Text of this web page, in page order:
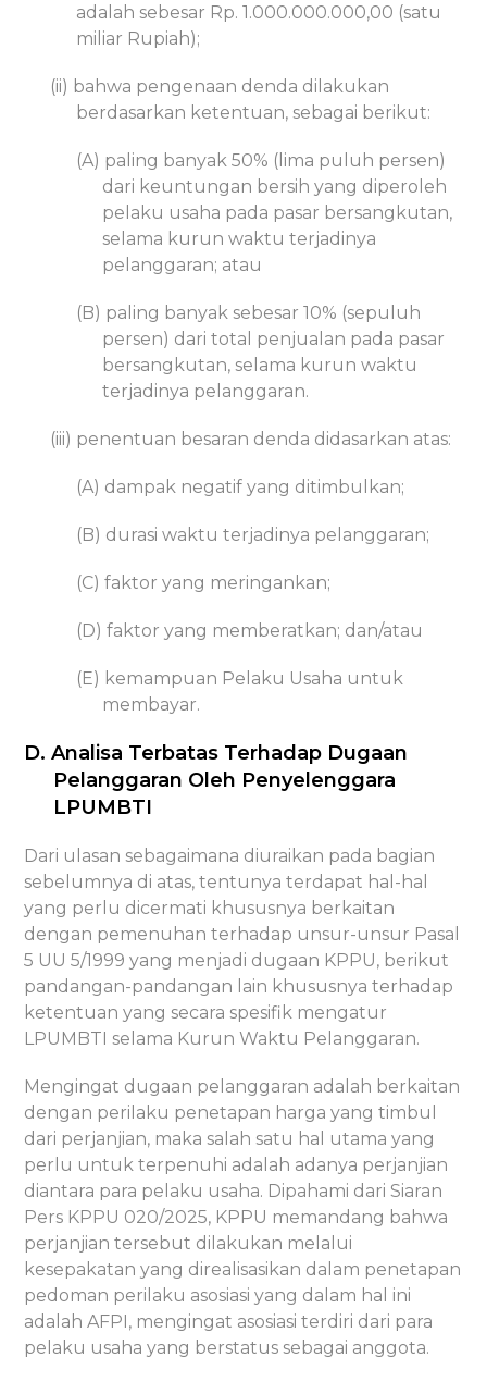
adalah sebesar Rp. 1.000.000.000,00 (satu
miliar Rupiah);
(ii) bahwa pengenaan denda dilakukan
berdasarkan ketentuan, sebagai berikut:
(A) paling banyak 50% (lima puluh persen)
dari keuntungan bersih yang diperoleh
pelaku usaha pada pasar bersangkutan,
selama kurun waktu terjadinya
pelanggaran; atau
(B) paling banyak sebesar 10% (sepuluh
persen) dari total penjualan pada pasar
bersangkutan, selama kurun waktu
terjadinya pelanggaran.
(iii) penentuan besaran denda didasarkan atas:
(A) dampak negatif yang ditimbulkan;
(B) durasi waktu terjadinya pelanggaran;
(C) faktor yang meringankan;
(D) faktor yang memberatkan; dan/atau
(E) kemampuan Pelaku Usaha untuk
membayar.
D. Analisa Terbatas Terhadap Dugaan
Pelanggaran Oleh Penyelenggara
LPUMBTI
Dari ulasan sebagaimana diuraikan pada bagian
sebelumnya di atas, tentunya terdapat hal-hal
yang perlu dicermati khususnya berkaitan
dengan pemenuhan terhadap unsur-unsur Pasal
5 UU 5/1999 yang menjadi dugaan KPPU, berikut
pandangan-pandangan lain khususnya terhadap
ketentuan yang secara spesifik mengatur
LPUMBTI selama Kurun Waktu Pelanggaran.
Mengingat dugaan pelanggaran adalah berkaitan
dengan perilaku penetapan harga yang timbul
dari perjanjian, maka salah satu hal utama yang
perlu untuk terpenuhi adalah adanya perjanjian
diantara para pelaku usaha. Dipahami dari Siaran
Pers KPPU 020/2025, KPPU memandang bahwa
perjanjian tersebut dilakukan melalui
kesepakatan yang direalisasikan dalam penetapan
pedoman perilaku asosiasi yang dalam hal ini
adalah AFPI, mengingat asosiasi terdiri dari para
pelaku usaha yang berstatus sebagai anggota.